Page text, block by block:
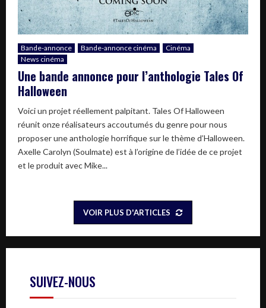
Bande-annonce Bande-annonce cinéma
Cinéma
News cinéma
Une bande annonce pour l’anthologie Tales Of
Halloween
Voici un projet réellement palpitant. Tales Of Halloween
réunit onze réalisateurs accoutumés du genre pour nous
proposer une anthologie horrifique sur le thème d’Halloween.
Axelle Carolyn (Soulmate) est à l’origine de l’idée de ce projet
et le produit avec Mike...
VOIR PLUS D'ARTICLES
SUIVEZ-NOUS